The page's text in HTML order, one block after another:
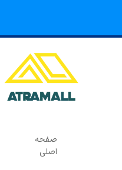
صفحه
اصلی